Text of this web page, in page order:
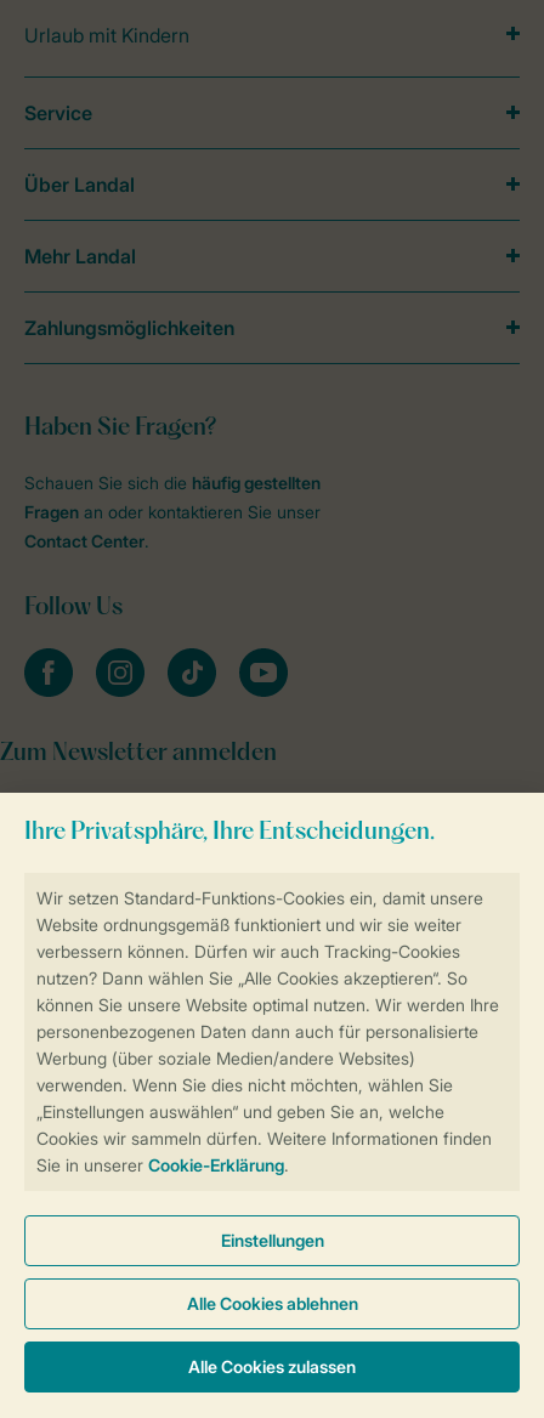
Sicherstellung Deiner Privatsphäre
Sicher und schnell zur Online-Buchung
Sichere Datenübertragung
Sicheres Bezahlen
Urlaub mit Kindern
Haben Sie Fragen?
Schauen Sie sich die häufig gestellten
Fragen an oder kontaktieren Sie unser
Contact Center.
Follow Us
facebookinstagramtiktok youtube
Zum Newsletter anmelden
Service
Über Landal
Mehr Landal
Zahlungsmöglichkeiten
Cookies und Banner
Barrierefreiheit
© 2026 Landal GreenParks GmbH